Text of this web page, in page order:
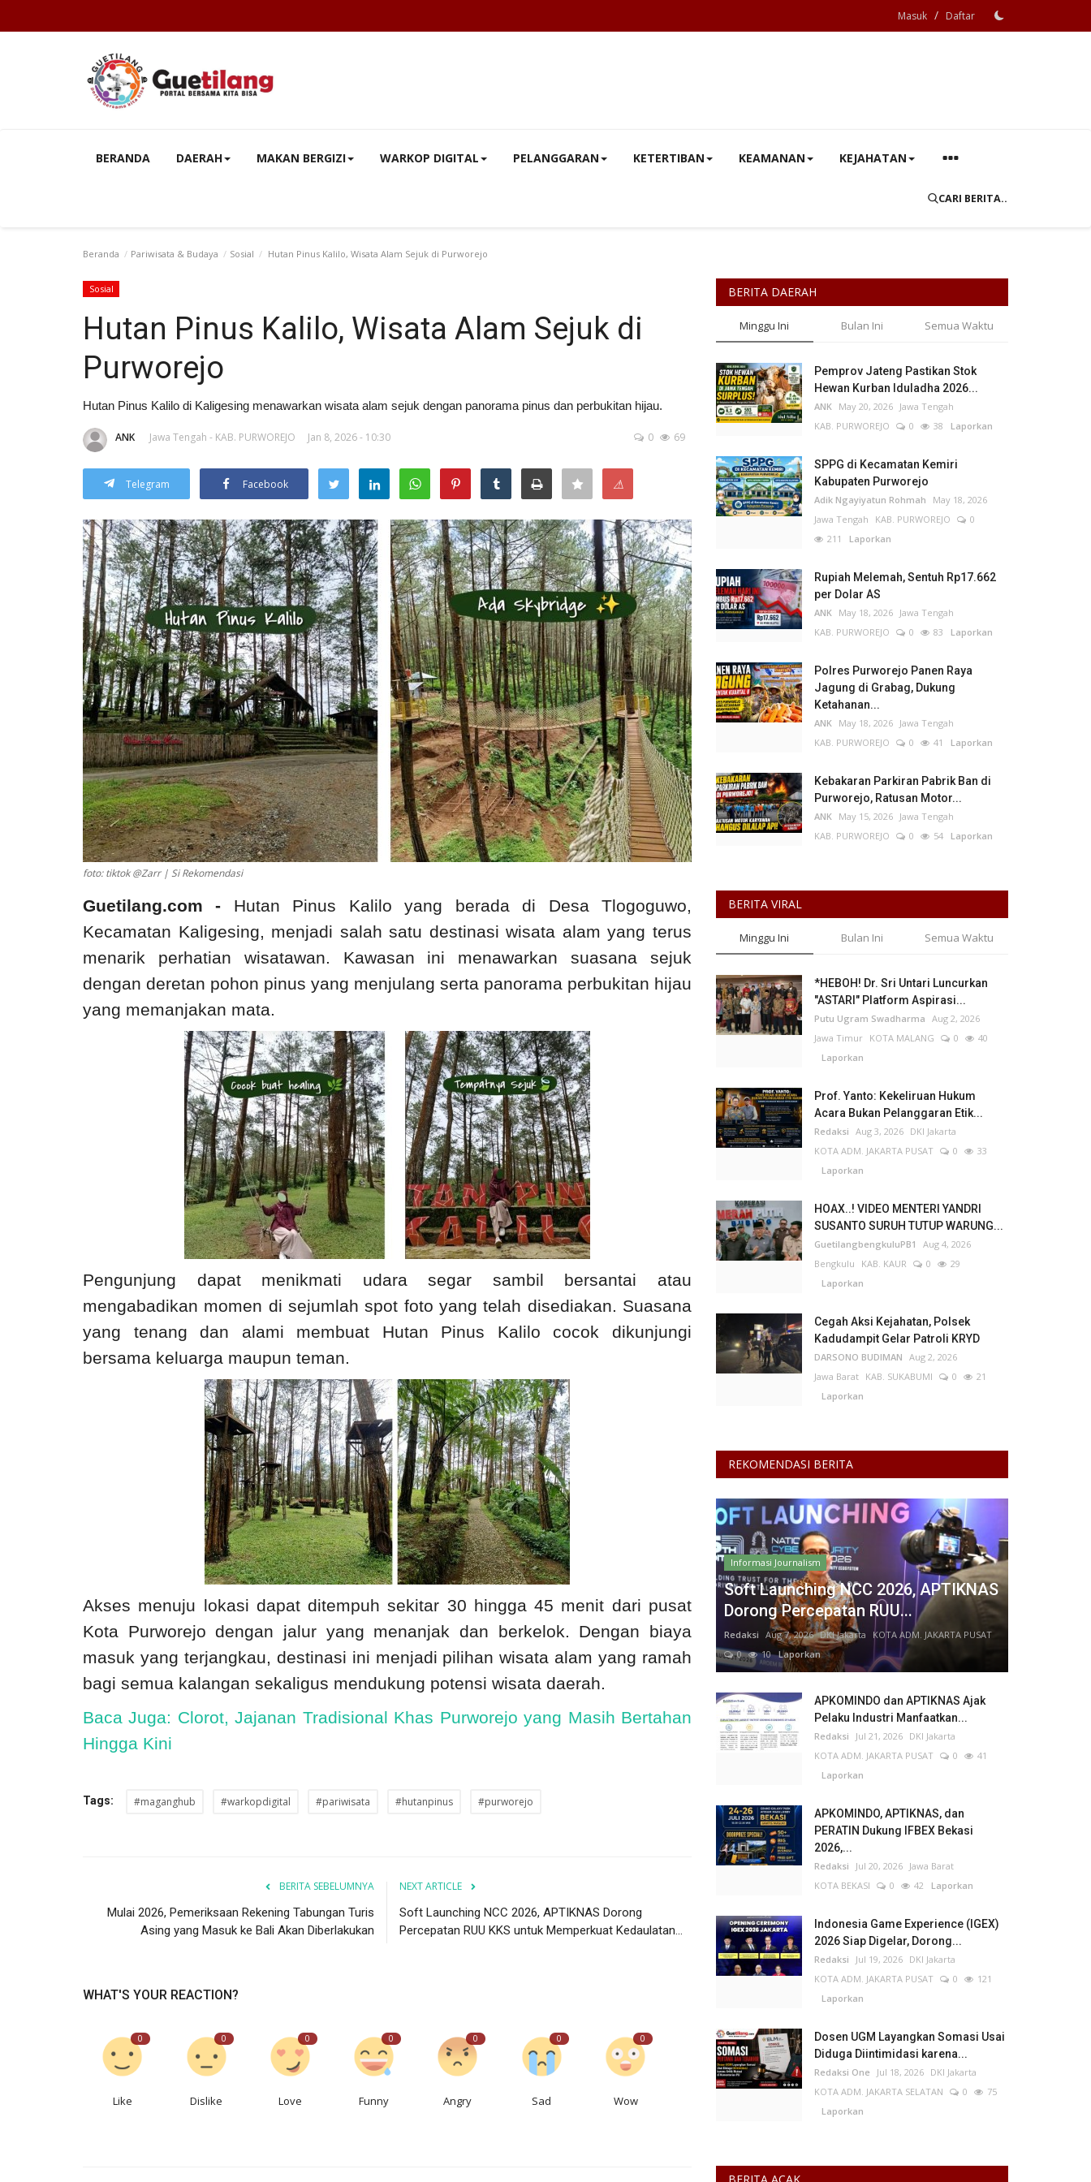
Masuk / Daftar
BERANDA DAERAH MAKAN BERGIZI WARKOP DIGITAL PELANGGARAN KETERTIBAN KEAMANAN KEJAHATAN
CARI BERITA..
Beranda Pariwisata & Budaya Sosial Hutan Pinus Kalilo, Wisata Alam Sejuk di Purworejo
Sosial
Hutan Pinus Kalilo, Wisata Alam Sejuk di
Purworejo
Hutan Pinus Kalilo di Kaligesing menawarkan wisata alam sejuk dengan panorama pinus dan perbukitan hijau.
ANK Jawa Tengah - KAB. PURWOREJO Jan 8, 2026 - 10:30 0 69
Telegram Facebook ⚠
foto: tiktok @Zarr | Si Rekomendasi
Guetilang.com - Hutan Pinus Kalilo yang berada di Desa Tlogoguwo,
Kecamatan Kaligesing, menjadi salah satu destinasi wisata alam yang terus
menarik perhatian wisatawan. Kawasan ini menawarkan suasana sejuk
dengan deretan pohon pinus yang menjulang serta panorama perbukitan hijau
yang memanjakan mata.
Pengunjung dapat menikmati udara segar sambil bersantai atau
mengabadikan momen di sejumlah spot foto yang telah disediakan. Suasana
yang tenang dan alami membuat Hutan Pinus Kalilo cocok dikunjungi
bersama keluarga maupun teman.
Akses menuju lokasi dapat ditempuh sekitar 30 hingga 45 menit dari pusat
Kota Purworejo dengan jalur yang menanjak dan berkelok. Dengan biaya
masuk yang terjangkau, destinasi ini menjadi pilihan wisata alam yang ramah
bagi semua kalangan sekaligus mendukung potensi wisata daerah.
Baca Juga: Clorot, Jajanan Tradisional Khas Purworejo yang Masih Bertahan
Hingga Kini
Tags: #maganghub #warkopdigital #pariwisata #hutanpinus #purworejo
BERITA SEBELUMNYA
Mulai 2026, Pemeriksaan Rekening Tabungan Turis
Asing yang Masuk ke Bali Akan Diberlakukan
NEXT ARTICLE
Soft Launching NCC 2026, APTIKNAS Dorong
Percepatan RUU KKS untuk Memperkuat Kedaulatan...
WHAT'S YOUR REACTION?
0
Like
0
Dislike
0
Love
0
Funny
0
Angry
0
Sad
0
Wow
BERITA DAERAH
Minggu Ini Bulan Ini Semua Waktu
Pemprov Jateng Pastikan Stok
Hewan Kurban Iduladha 2026...
ANK May 20, 2026 Jawa Tengah
KAB. PURWOREJO
0 38 Laporkan
SPPG di Kecamatan Kemiri
Kabupaten Purworejo
Adik Ngayiyatun Rohmah
May 18, 2026
Jawa Tengah
KAB. PURWOREJO
0
211
Laporkan
Rupiah Melemah, Sentuh Rp17.662
per Dolar AS
ANK May 18, 2026 Jawa Tengah
KAB. PURWOREJO
0 83 Laporkan
Polres Purworejo Panen Raya
Jagung di Grabag, Dukung
Ketahanan...
ANK May 18, 2026 Jawa Tengah
KAB. PURWOREJO
0 41 Laporkan
Kebakaran Parkiran Pabrik Ban di
Purworejo, Ratusan Motor...
ANK May 15, 2026 Jawa Tengah
KAB. PURWOREJO
0 54 Laporkan
BERITA VIRAL
Minggu Ini Bulan Ini Semua Waktu
*HEBOH! Dr. Sri Untari Luncurkan
"ASTARI" Platform Aspirasi...
Putu Ugram Swadharma Aug 2, 2026
Jawa Timur KOTA MALANG 0
40
Laporkan
Prof. Yanto: Kekeliruan Hukum
Acara Bukan Pelanggaran Etik...
Redaksi Aug 3, 2026 DKI Jakarta
KOTA ADM. JAKARTA PUSAT
0
33
Laporkan
HOAX..! VIDEO MENTERI YANDRI
SUSANTO SURUH TUTUP WARUNG...
GuetilangbengkuluPB1
Aug 4, 2026
Bengkulu
KAB. KAUR 0
29
Laporkan
Cegah Aksi Kejahatan, Polsek
Kadudampit Gelar Patroli KRYD
DARSONO BUDIMAN Aug 2, 2026
Jawa Barat KAB. SUKABUMI 0
21
Laporkan
REKOMENDASI BERITA
Informasi Journalism
Soft Launching NCC 2026, APTIKNAS
Dorong Percepatan RUU...
Redaksi Aug 7, 2026 DKI Jakarta
KOTA ADM. JAKARTA PUSAT
0
10Laporkan
APKOMINDO dan APTIKNAS Ajak
Pelaku Industri Manfaatkan...
Redaksi Jul 21, 2026 DKI Jakarta
KOTA ADM. JAKARTA PUSAT
0
41
Laporkan
APKOMINDO, APTIKNAS, dan
PERATIN Dukung IFBEX Bekasi
2026,...
Redaksi Jul 20, 2026 Jawa Barat
KOTA BEKASI
0 42 Laporkan
Indonesia Game Experience (IGEX)
2026 Siap Digelar, Dorong...
Redaksi Jul 19, 2026 DKI Jakarta
KOTA ADM. JAKARTA PUSAT
0
121
Laporkan
Dosen UGM Layangkan Somasi Usai
Diduga Diintimidasi karena...
Redaksi One Jul 18, 2026 DKI Jakarta
KOTA ADM. JAKARTA SELATAN
0
75
Laporkan